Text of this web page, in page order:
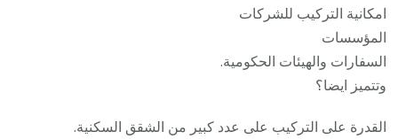
امكانية التركيب للشركات
المؤسسات
السفارات والهيئات الحكومية.
وتتميز ايضا؟
القدرة على التركيب على عدد كبير من الشقق السكنية.